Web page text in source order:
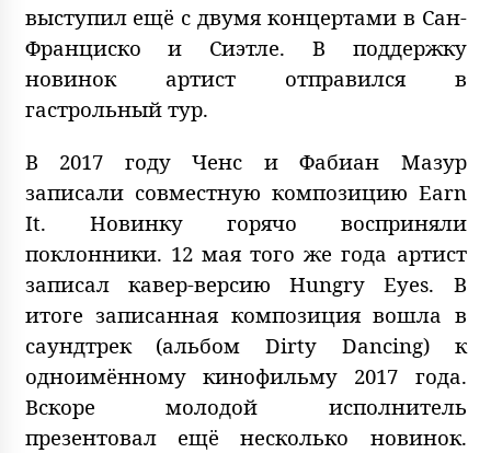
выступил ещё с двумя концертами в Сан-
Франциско и Сиэтле. В поддержку
новинок артист отправился в
гастрольный тур.
В 2017 году Ченс и Фабиан Мазур
записали совместную композицию Earn
It. Новинку горячо восприняли
поклонники. 12 мая того же года артист
записал кавер-версию Hungry Eyes. В
итоге записанная композиция вошла в
саундтрек (альбом Dirty Dancing) к
одноимённому кинофильму 2017 года.
Вскоре молодой исполнитель
презентовал ещё несколько новинок.